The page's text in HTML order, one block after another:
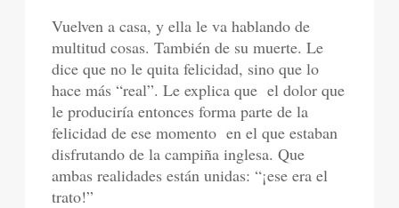
Vuelven a casa, y ella le va hablando de
multitud cosas. También de su muerte. Le
dice que no le quita felicidad, sino que lo
hace más “real”. Le explica que el dolor que
le produciría entonces forma parte de la
felicidad de ese momento en el que estaban
disfrutando de la campiña inglesa. Que
ambas realidades están unidas: “¡ese era el
trato!”